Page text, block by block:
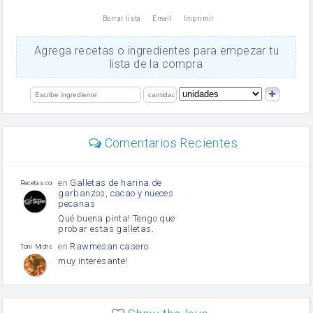
Ajos
Levadura
limón
Borrar lista Email Imprimir
Agrega recetas o ingredientes para empezar tu
lista de la compra
Comentarios Recientes
Recetas con sazon
en Galletas de harina de
garbanzos, cacao y nueces
pecanas
Qué buena pinta! Tengo que
probar estas galletas.
Toni Michel Caubet
en Rawmesan casero
muy interesante!
enLasaña casera fácil y